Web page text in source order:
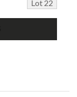
Lot 22